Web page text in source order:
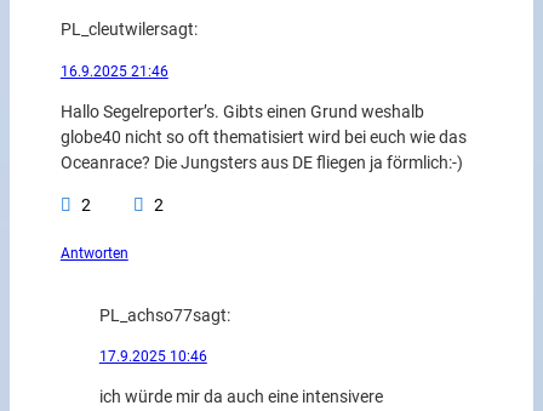
PL_cleutwilersagt:
16.9.2025 21:46
Hallo Segelreporter’s. Gibts einen Grund weshalb
globe40 nicht so oft thematisiert wird bei euch wie das
Oceanrace? Die Jungsters aus DE fliegen ja förmlich:-)
2 2
Antworten
PL_achso77sagt:
17.9.2025 10:46
ich würde mir da auch eine intensivere